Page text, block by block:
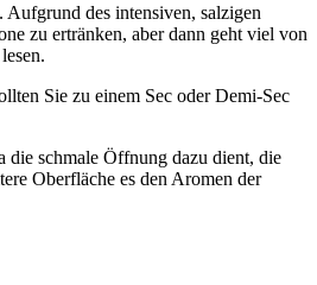
des intensiven, salzigen
zu ertränken, aber dann geht viel von
Sie zu einem Sec oder Demi-Sec
die schmale Öffnung dazu dient, die
Oberfläche es den Aromen der